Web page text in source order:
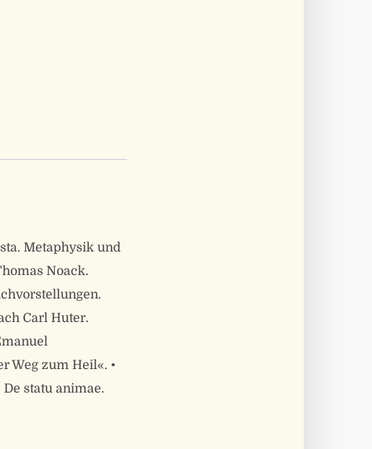
Metaphysik und
Noack.
Carl Huter.
Weg zum Heil«. •
statu animae.